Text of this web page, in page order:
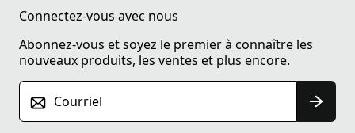
Connectez-vous avec nous
Abonnez-vous et soyez le premier à connaître les
nouveaux produits, les ventes et plus encore.
Courriel